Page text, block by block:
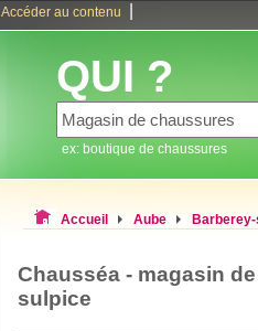
Accéder au contenu
QUI ?
ex: boutique de chaussures
Accueil Aube
Chausséa - magasin
sulpice